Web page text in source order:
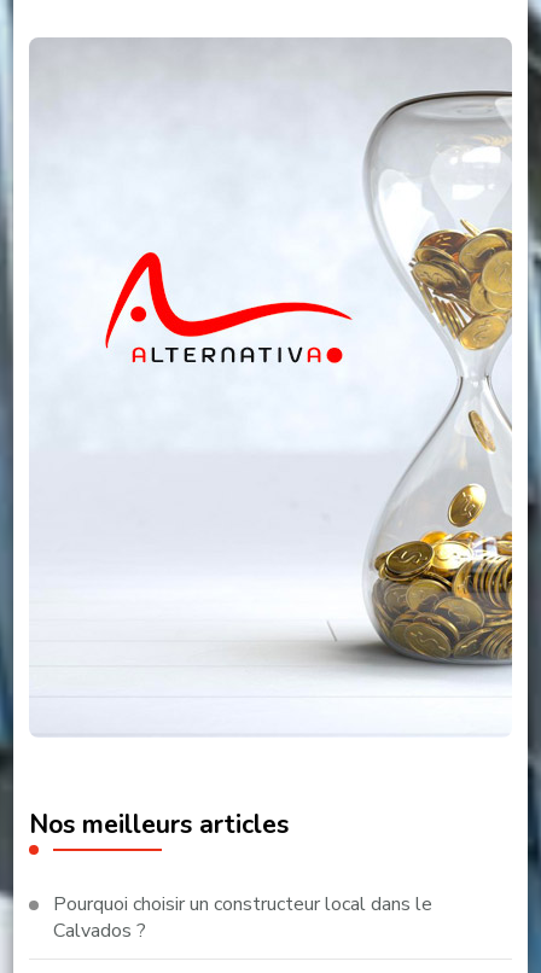
Nos meilleurs articles
Pourquoi choisir un constructeur local dans le
Calvados ?